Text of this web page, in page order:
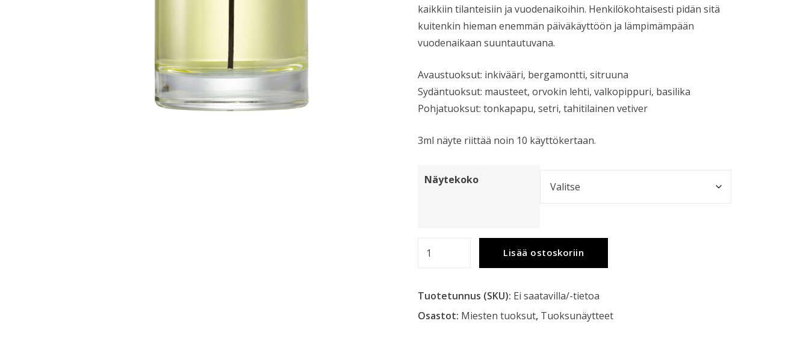
kaikkiin tilanteisiin ja vuodenaikoihin. Henkilökohtaisesti pidän sitä
kuitenkin hieman enemmän päiväkäyttöön ja lämpimämpään
vuodenaikaan suuntautuvana.
Avaustuoksut: inkivääri, bergamontti, sitruuna
Sydäntuoksut: mausteet, orvokin lehti, valkopippuri, basilika
Pohjatuoksut: tonkapapu, setri, tahitilainen vetiver
3ml näyte riittää noin 10 käyttökertaan.
Näytekoko
L'homme
EdT
Lisää ostoskoriin
Tuotetunnus (SKU): Ei saatavilla/-tietoa
Osastot: Miesten tuoksut, Tuoksunäytteet